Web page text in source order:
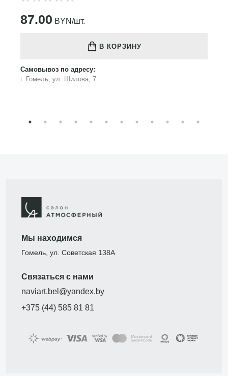
87.00 BYN/шт.
В КОРЗИНУ
Самовывоз по адресу:
г. Гомель, ул. Шилова, 7
Мы находимся
Гомель, ул. Советская 138А
Связаться с нами
naviart.bel@yandex.by
+375 (44) 585 81 81